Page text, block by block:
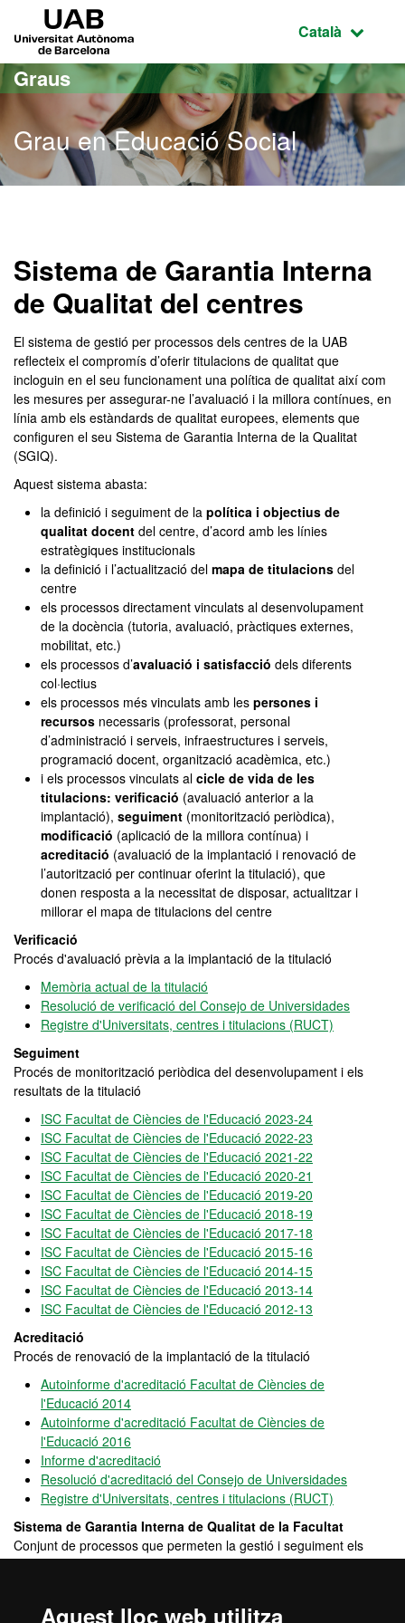
Aquest lloc web utilitza
Ves al contingut principal
Ves a la navegació de la pàgina
Idioma
Català
Graus
Grau en Educació Social
Sistema de Garantia Interna
de Qualitat del centres
El sistema de gestió per processos dels centres de la UAB
reflecteix el compromís d’oferir titulacions de qualitat que
incloguin en el seu funcionament una política de qualitat així com
les mesures per assegurar-ne l’avaluació i la millora contínues, en
línia amb els estàndards de qualitat europees, elements que
configuren el seu Sistema de Garantia Interna de la Qualitat
(SGIQ).
Aquest sistema abasta:
la definició i seguiment de la política i objectius de
qualitat docent del centre, d’acord amb les línies
estratègiques institucionals
la definició i l’actualització del mapa de titulacions del
centre
els processos directament vinculats al desenvolupament
de la docència (tutoria, avaluació, pràctiques externes,
mobilitat, etc.)
els processos d’avaluació i satisfacció dels diferents
col·lectius
els processos més vinculats amb les persones i
recursos necessaris (professorat, personal
d’administració i serveis, infraestructures i serveis,
programació docent, organització acadèmica, etc.)
i els processos vinculats al cicle de vida de les
titulacions: verificació (avaluació anterior a la
implantació), seguiment (monitorització periòdica),
modificació (aplicació de la millora contínua) i
acreditació (avaluació de la implantació i renovació de
l’autorització per continuar oferint la titulació), que
donen resposta a la necessitat de disposar, actualitzar i
millorar el mapa de titulacions del centre
Verificació
Procés d'avaluació prèvia a la implantació de la titulació
Memòria actual de la titulació
Resolució de verificació del Consejo de Universidades
Registre d'Universitats, centres i titulacions (RUCT)
Seguiment
Procés de monitorització periòdica del desenvolupament i els
resultats de la titulació
ISC Facultat de Ciències de l'Educació 2023-24
ISC Facultat de Ciències de l'Educació 2022-23
ISC Facultat de Ciències de l'Educació 2021-22
ISC Facultat de Ciències de l'Educació 2020-21
ISC Facultat de Ciències de l'Educació 2019-20
ISC Facultat de Ciències de l'Educació 2018-19
ISC Facultat de Ciències de l'Educació 2017-18
ISC Facultat de Ciències de l'Educació 2015-16
ISC Facultat de Ciències de l'Educació 2014-15
ISC Facultat de Ciències de l'Educació 2013-14
ISC Facultat de Ciències de l'Educació 2012-13
Acreditació
Procés de renovació de la implantació de la titulació
Autoinforme d'acreditació Facultat de Ciències de
l'Educació 2014
Autoinforme d'acreditació Facultat de Ciències de
l'Educació 2016
Informe d'acreditació
Resolució d'acreditació del Consejo de Universidades
Registre d'Universitats, centres i titulacions (RUCT)
Sistema de Garantia Interna de Qualitat de la Facultat
Conjunt de processos que permeten la gestió i seguiment els
diferents aspectes de les titulacions amb l'objectiu estratègic de
Sistema de Garantia Interna de Qualitat